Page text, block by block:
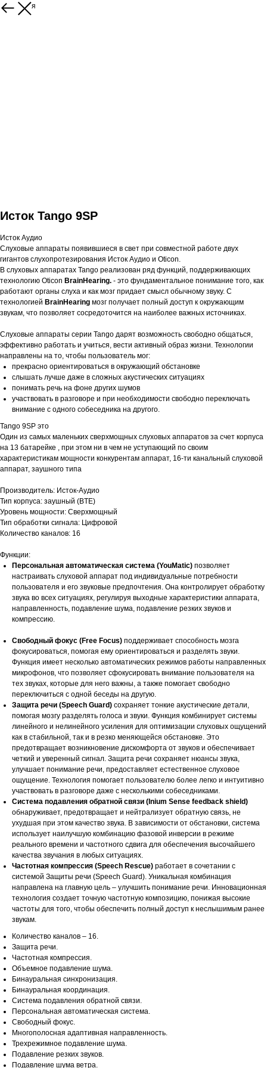
Вернуться
Исток Tango 9SP
Исток Аудио
Слуховые аппараты появившиеся в свет при совместной работе двух
гигантов слухопротезирования Исток Аудио и Oticon.
В слуховых аппаратах Tango реализован ряд функций, поддерживающих
технологию Oticon BrainHearing. - это фундаментальное понимание того, как
работают органы слуха и как мозг придает смысл обычному звуку. С
технологией BrainHearing мозг получает полный доступ к окружающим
звукам, что позволяет сосредоточится на наиболее важных источниках.
Слуховые аппараты серии Tango дарят возможность свободно общаться,
эффективно работать и учиться, вести активный образ жизни. Технологии
направлены на то, чтобы пользователь мог:
прекрасно ориентироваться в окружающий обстановке
слышать лучше даже в сложных акустических ситуациях
понимать речь на фоне других шумов
участвовать в разговоре и при необходимости свободно переключать
внимание с одного собеседника на другого.
Tango 9SР это
Один из самых маленьких сверхмощных слуховых аппаратов за счет корпуса
на 13 батарейке , при этом ни в чем не уступающий по своим
характеристикам мощности конкурентам аппарат, 16-ти канальный слуховой
аппарат, заушного типа
Производитель: Исток-Аудио
Тип корпуса: заушный (BTE)
Уровень мощности: Сверхмощный
Тип обработки сигнала: Цифровой
Количество каналов: 16
Функции:
Персональная автоматическая система (YouMatic) позволяет
настраивать слуховой аппарат под индивидуальные потребности
пользователя и его звуковые предпочтения. Она контролирует обработку
звука во всех ситуациях, регулируя выходные характеристики аппарата,
направленность, подавление шума, подавление резких звуков и
компрессию.
Свободный фокус (Free Focus) поддерживает способность мозга
фокусироваться, помогая ему ориентироваться и разделять звуки.
Функция имеет несколько автоматических режимов работы направленных
микрофонов, что позволяет сфокусировать внимание пользователя на
тех звуках, которые для него важны, а также помогает свободно
переключиться с одной беседы на другую.
Защита речи (Speech Guard) сохраняет тонкие акустические детали,
помогая мозгу разделять голоса и звуки. Функция комбинирует системы
линейного и нелинейного усиления для оптимизации слуховых ощущений
как в стабильной, так и в резко меняющейся обстановке. Это
предотвращает возникновение дискомфорта от звуков и обеспечивает
четкий и уверенный сигнал. Защита речи сохраняет нюансы звука,
улучшает понимание речи, предоставляет естественное слуховое
ощущение. Технология помогает пользователю более легко и интуитивно
участвовать в разговоре даже с несколькими собеседниками.
Система подавления обратной связи (Inium Sense feedback shield)
обнаруживает, предотвращает и нейтрализует обратную связь, не
ухудшая при этом качество звука. В зависимости от обстановки, система
использует наилучшую комбинацию фазовой инверсии в режиме
реального времени и частотного сдвига для обеспечения высочайшего
качества звучания в любых ситуациях.
Частотная компрессия (Speech Rescue) работает в сочетании с
системой Защиты речи (Speech Guard). Уникальная комбинация
направлена на главную цель – улучшить понимание речи. Инновационная
технология создает точную частотную композицию, понижая высокие
частоты для того, чтобы обеспечить полный доступ к неслышимым ранее
звукам.
Количество каналов – 16.
Защита речи.
Частотная компрессия.
Объемное подавление шума.
Бинауральная синхронизация.
Бинауральная координация.
Система подавления обратной связи.
Персональная автоматическая система.
Свободный фокус.
Многополосная адаптивная направленность.
Трехрежимное подавление шума.
Подавление резких звуков.
Подавление шума ветра.